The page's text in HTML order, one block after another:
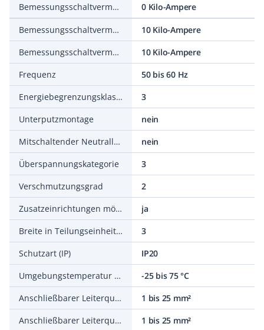
Bemessungsschaltvermögen Icn nach EN 60898 bei 400 V
0 Kilo-Ampere
Bemessungsschaltvermögen Icu nach IEC 60947-2 bei 230 V
10 Kilo-Ampere
Bemessungsschaltvermögen Icu nach IEC 60947-2 bei 400 V
10 Kilo-Ampere
Frequenz
50 bis 60 Hz
Energiebegrenzungsklasse
3
Unterputzmontage
nein
Mitschaltender Neutralleiter
nein
Überspannungskategorie
3
Verschmutzungsgrad
2
Zusatzeinrichtungen möglich
ja
Breite in Teilungseinheiten
3
Schutzart (IP)
IP20
Umgebungstemperatur während des Betriebs
-25 bis 75 °C
Anschließbarer Leiterquerschnitt mehrdrähtig
1 bis 25 mm²
Anschließbarer Leiterquerschnitt eindrähtig
1 bis 25 mm²